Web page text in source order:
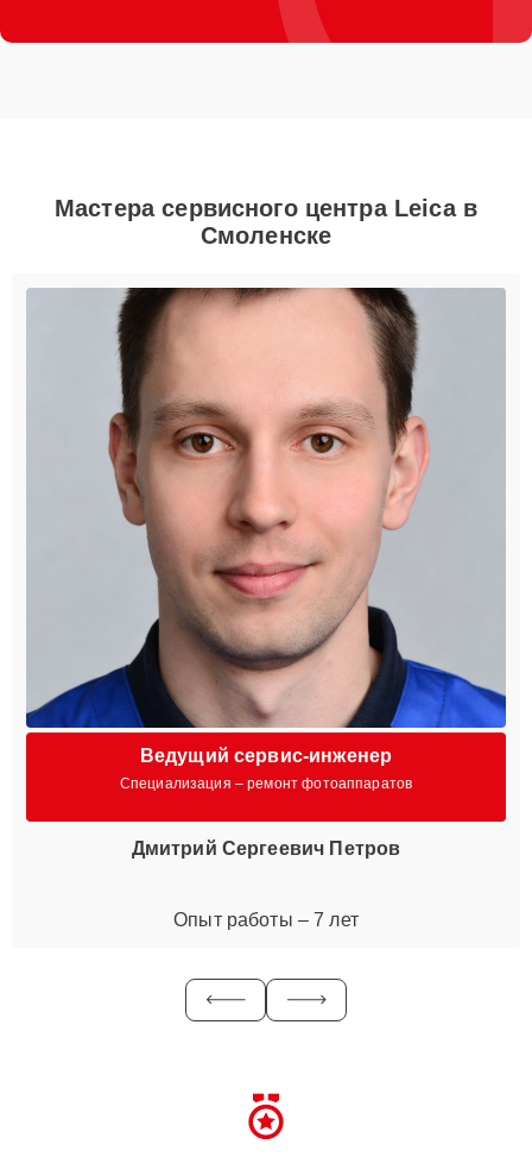
Мастера сервисного центра Leica в
Смоленске
Ведущий сервис-инженер
Специализация – ремонт фотоаппаратов
Дмитрий Сергеевич Петров
Опыт работы – 7 лет